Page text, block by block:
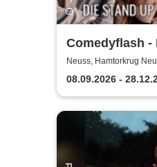
Comedyflash -
Comedy Show
Neuss, Hamtorkrug
08.09.2026 -